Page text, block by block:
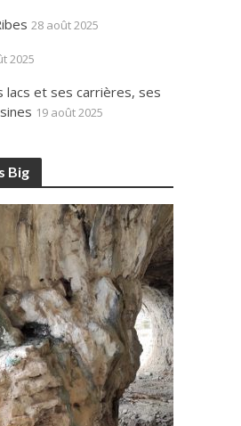
28 août 2025
2025
lacs et ses carrières, ses
19 août 2025
Big